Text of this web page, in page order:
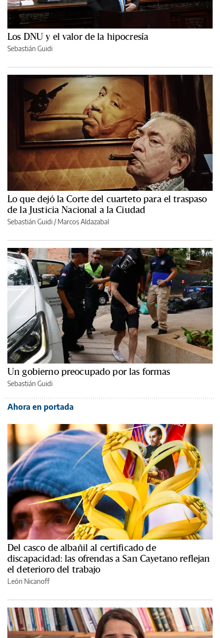
Los DNU y el valor de la hipocresía
Sebastián Guidi
Lo que dejó la Corte del cuarteto para el traspaso
de la Justicia Nacional a la Ciudad
Sebastián Guidi /Marcos Aldazabal
Un gobierno preocupado por las formas
Sebastián Guidi
Ahora en portada
Del casco de albañil al certificado de
discapacidad: las ofrendas a San Cayetano reflejan
el deterioro del trabajo
León Nicanoff